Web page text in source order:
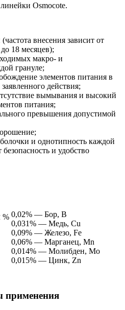
Osmocote.
внесения зависит от
18 месяцев);
макро- и
грануле;
элементов питания в
действия;
вымывания и высокий
питания;
превышения допустимой
и однотипность каждой
и удобство
% 0,02% — Бор, B
0,031% — Медь, Cu
0,09% — Железо, Fe
0,06% — Марганец, Mn
0,014% — Молибден, Mo
0,015% — Цинк, Zn
применения